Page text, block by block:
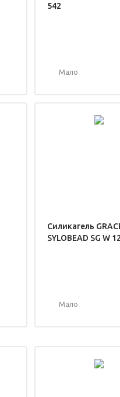
542
Мало
Силикагель
SYLOBEAD SG W
Мало